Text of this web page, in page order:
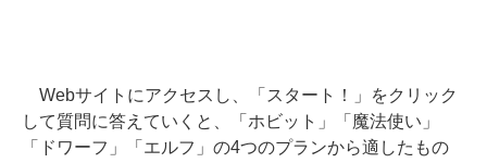
Webサイトにアクセスし、「スタート！」をクリック
して質問に答えていくと、「ホビット」「魔法使い」
「ドワーフ」「エルフ」の4つのプランから適したもの